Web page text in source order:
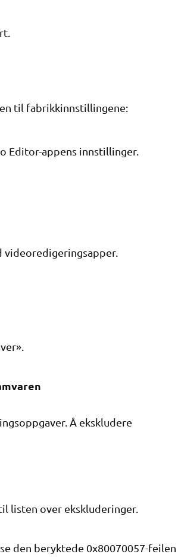
til fabrikkinnstillingene:
Editor-appens innstillinger.
Å ekskludere
listen over ekskluderinger.
den beryktede 0x80070057-feilen